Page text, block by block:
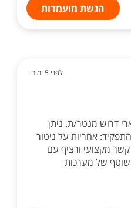
הגשת מועמדות
לפני 5 ימים
דרוש מנטר/ת. ניתן
אחריות על ניטור
קשר מקצועי ורציף עם
שוטף של מערכות